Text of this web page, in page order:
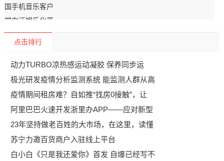
点击排行
动力TURBO凉热感运动凝胶 保养同步运
极光研发疫情分析监测系统 能监测人群从高
疫情期间租房难？自如推“找房0接触”，让
阿里巴巴火速开发浙里办APP——应对新型
23年坚持做老百姓的大市场，在这里，读懂
苏宁力邀百货商户入驻线上平台
白小白《只是我还爱你》首发 自爆已经写不